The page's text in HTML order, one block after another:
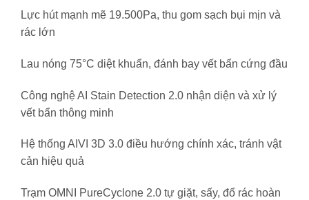
Lực hút mạnh mẽ 19.500Pa, thu gom sạch bụi mịn và
rác lớn
Lau nóng 75°C diệt khuẩn, đánh bay vết bẩn cứng đầu
Công nghệ AI Stain Detection 2.0 nhận diện và xử lý
vết bẩn thông minh
Hệ thống AIVI 3D 3.0 điều hướng chính xác, tránh vật
cản hiệu quả
Trạm OMNI PureCyclone 2.0 tự giặt, sấy, đổ rác hoàn